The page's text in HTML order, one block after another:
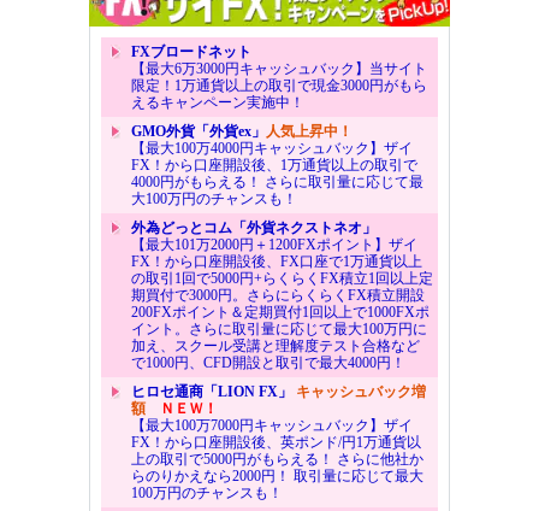
FXブロードネット
【最大6万3000円キャッシュバック】当サイト
限定！1万通貨以上の取引で現金3000円がもら
えるキャンペーン実施中！
GMO外貨「外貨ex」 人気上昇中！
【最大100万4000円キャッシュバック】ザイ
FX！から口座開設後、1万通貨以上の取引で
4000円がもらえる！ さらに取引量に応じて最
大100万円のチャンスも！
外為どっとコム「外貨ネクストネオ」
【最大101万2000円＋1200FXポイント】ザイ
FX！から口座開設後、FX口座で1万通貨以上
の取引1回で5000円+らくらくFX積立1回以上定
期買付で3000円。さらにらくらくFX積立開設
200FXポイント＆定期買付1回以上で1000FXポ
イント。さらに取引量に応じて最大100万円に
加え、スクール受講と理解度テスト合格など
で1000円、CFD開設と取引で最大4000円！
ヒロセ通商「LION FX」 キャッシュバック増
額ＮＥＷ！
【最大100万7000円キャッシュバック】ザイ
FX！から口座開設後、英ポンド/円1万通貨以
上の取引で5000円がもらえる！ さらに他社か
らのりかえなら2000円！ 取引量に応じて最大
100万円のチャンスも！